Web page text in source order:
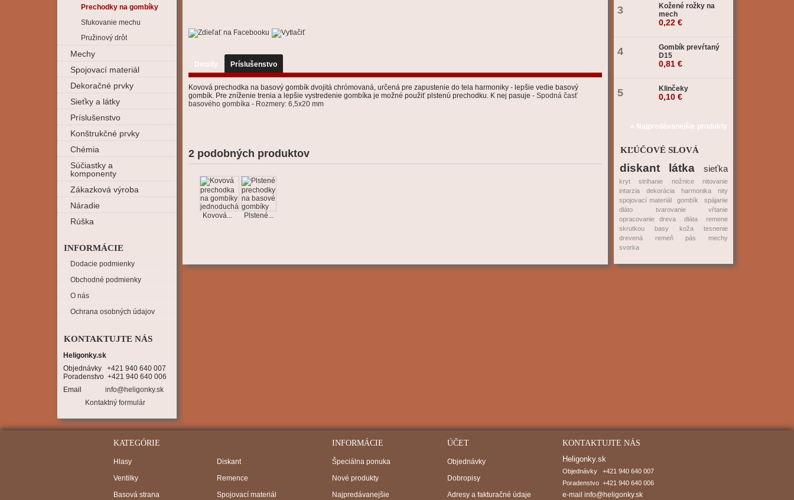
Prechodky na gombíky
Sfukovanie mechu
Pružinový drôt
Mechy
Spojovací materiál
Dekoračné prvky
Sieťky a látky
Príslušenstvo
Konštrukčné prvky
Chémia
Súčiastky a
komponenty
Zákazková výroba
Náradie
Rúška
INFORMÁCIE
Dodacie podmienky
Obchodné podmienky
O nás
Ochrana osobných údajov
KONTAKTUJTE NÁS
Heligonky.sk
Objednávky   +421 940 640 007
Poradenstvo  +421 940 640 006
Email
info@heligonky.sk
Kontaktný formulár
Detaily Príslušenstvo
Kovová prechodka na basový gombík dvojitá chrómovaná, určená pre zapustenie do tela harmoniky - lepšie vedie basový
gombík. Pre zníženie trenia a lepšie vystredenie gombíka je možné použiť plstenú prechodku. K nej pasuje - Spodná časť
basového gombíka - Rozmery: 6,5x20 mm
2 podobných produktov
Kovová... Plstené...
3
Kožené rožky na
mech
0,22 €
4
Gombík prevŕtaný
D15
0,81 €
5 Klinčeky
0,10 €
» Najpredávanejšie produkty
KĽÚČOVÉ SLOVÁ
diskant látka sieťka
kryt strihanie nožnice
nitovanie
intarzia
dekorácia harmonika
nity
spojovací materiál
gombík
spájanie
dláto
tvarovanie
vŕtanie
opracovanie dreva
dláta
remene
skrutkou
basy koža
tesnenie
drevená
remeň pás
mechy
svorka
KATEGÓRIE
Hlasy
Ventilky
Diskant
Remence
Basová strana
Spojovací materiál
INFORMÁCIE
Špeciálna ponuka
Nové produkty
Najpredávanejšie
ÚČET
Objednávky
Dobropisy
Adresy a fakturačné údaje
KONTAKTUJTE NÁS
Heligonky.sk
Objednávky   +421 940 640 007
Poradenstvo  +421 940 640 006
e-mail info@heligonky.sk